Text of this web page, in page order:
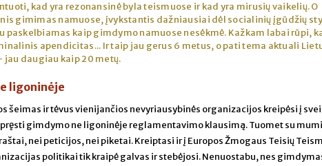
kad yra rezonansinė byla teismuose ir kad yra mirusių vaikelių. O
gimimas namuose, įvykstantis dažniausiai dėl socialinių įgūdžių
kaip gimdymo namuose nesėkmė. Kažkam labai rūpi,
apendicitas... Ir taip jau gerus 6 metus, o pati tema aktuali
daugiau kaip 20 metų.
ligoninėje
šeimas ir tėvus vienijančios nevyriausybinės organizacijos kreipėsi į
gimdymo ne ligoninėje reglamentavimo klausimą. Tuomet su
nei peticijos, nei piketai. Kreiptasi ir į Europos Žmogaus Teisių
politikai tik kraipė galvas ir stebėjosi. Nenuostabu, nes